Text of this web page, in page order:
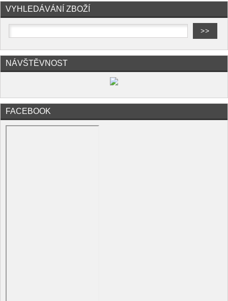
VYHLEDÁVÁNÍ ZBOŽÍ
NÁVŠTĚVNOST
FACEBOOK